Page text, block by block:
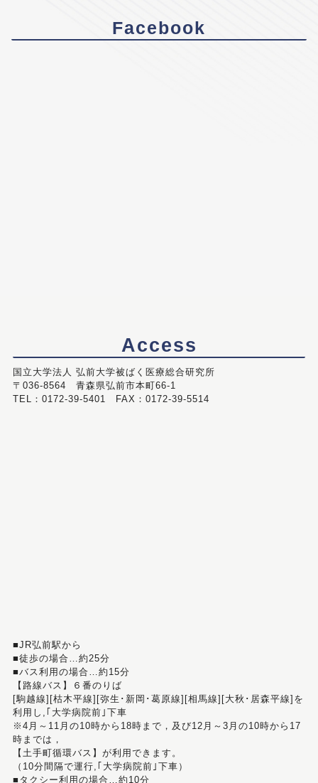
Facebook
Access
国立大学法人 弘前大学被ばく医療総合研究所
〒036-8564 青森県弘前市本町66-1
TEL：0172-39-5401 FAX：0172-39-5514
■JR弘前駅から
■徒歩の場合…約25分
■バス利用の場合…約15分
【路線バス】６番のりば
[駒越線][枯木平線][弥生･新岡･葛原線][相馬線][大秋･居森平線]を
利用し,｢大学病院前｣下車
※4月～11月の10時から18時まで，及び12月～3月の10時から17
時までは，
【土手町循環バス】が利用できます。
（10分間隔で運行,｢大学病院前｣下車）
■タクシー利用の場合…約10分